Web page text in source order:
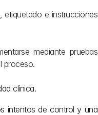
etiquetado e instrucciones
mediante pruebas
proceso.
clínica.
intentos de control y una